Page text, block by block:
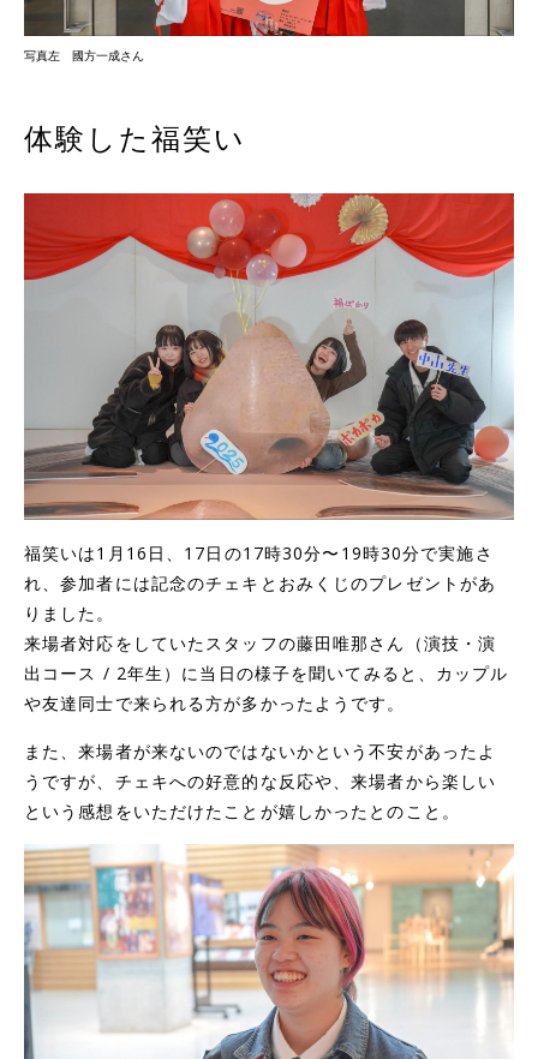
写真左 國方一成さん
体験した福笑い
福笑いは1月16日、17日の17時30分〜19時30分で実施さ
れ、参加者には記念のチェキとおみくじのプレゼントがあ
りました。
来場者対応をしていたスタッフの藤田唯那さん（演技・演
出コース / 2年生）に当日の様子を聞いてみると、カップル
や友達同士で来られる方が多かったようです。
また、来場者が来ないのではないかという不安があったよ
うですが、チェキへの好意的な反応や、来場者から楽しい
という感想をいただけたことが嬉しかったとのこと。